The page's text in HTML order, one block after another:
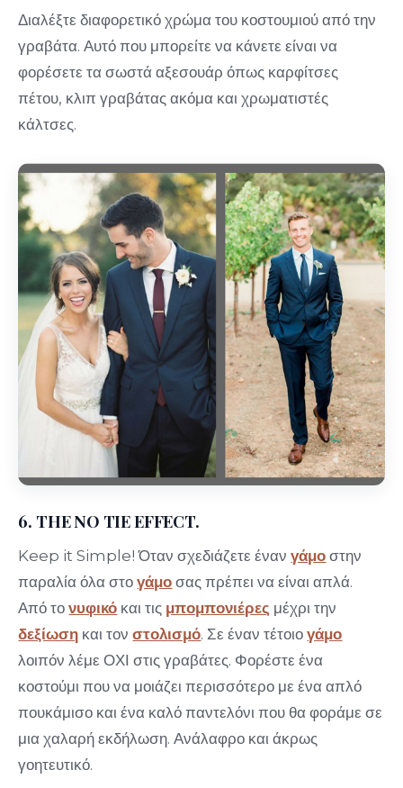
Διαλέξτε διαφορετικό χρώμα του κοστουμιού από την
γραβάτα. Αυτό που μπορείτε να κάνετε είναι να
φορέσετε τα σωστά αξεσουάρ όπως καρφίτσες
πέτου, κλιπ γραβάτας ακόμα και χρωματιστές
κάλτσες.
6. THE NO TIE EFFECT.
Keep it Simple! Όταν σχεδιάζετε ένανγάμο στην
παραλία όλα στογάμο σας πρέπει να είναι απλά.
Από τονυφικό και τις μπομπονιέρες μέχρι την
δεξίωση και τονστολισμό. Σε έναν τέτοιογάμο
λοιπόν λέμε ΟΧΙ στις γραβάτες. Φορέστε ένα
κοστούμι που να μοιάζει περισσότερο με ένα απλό
πουκάμισο και ένα καλό παντελόνι που θα φοράμε σε
μια χαλαρή εκδήλωση. Ανάλαφρο και άκρως
γοητευτικό.